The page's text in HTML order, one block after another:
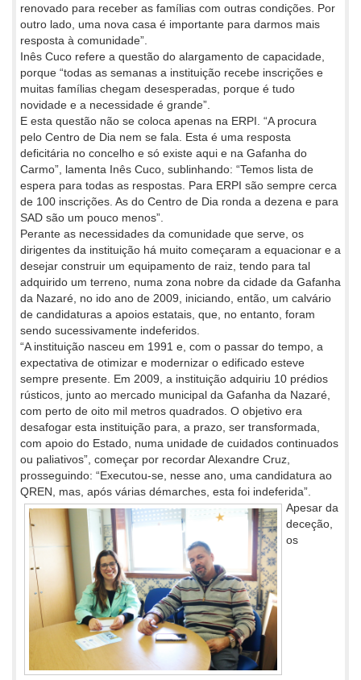
renovado para receber as famílias com outras condições. Por
outro lado, uma nova casa é importante para darmos mais
resposta à comunidade”.
Inês Cuco refere a questão do alargamento de capacidade,
porque “todas as semanas a instituição recebe inscrições e
muitas famílias chegam desesperadas, porque é tudo
novidade e a necessidade é grande”.
E esta questão não se coloca apenas na ERPI. “A procura
pelo Centro de Dia nem se fala. Esta é uma resposta
deficitária no concelho e só existe aqui e na Gafanha do
Carmo”, lamenta Inês Cuco, sublinhando: “Temos lista de
espera para todas as respostas. Para ERPI são sempre cerca
de 100 inscrições. As do Centro de Dia ronda a dezena e para
SAD são um pouco menos”.
Perante as necessidades da comunidade que serve, os
dirigentes da instituição há muito começaram a equacionar e a
desejar construir um equipamento de raiz, tendo para tal
adquirido um terreno, numa zona nobre da cidade da Gafanha
da Nazaré, no ido ano de 2009, iniciando, então, um calvário
de candidaturas a apoios estatais, que, no entanto, foram
sendo sucessivamente indeferidos.
“A instituição nasceu em 1991 e, com o passar do tempo, a
expectativa de otimizar e modernizar o edificado esteve
sempre presente. Em 2009, a instituição adquiriu 10 prédios
rústicos, junto ao mercado municipal da Gafanha da Nazaré,
com perto de oito mil metros quadrados. O objetivo era
desafogar esta instituição para, a prazo, ser transformada,
com apoio do Estado, numa unidade de cuidados continuados
ou paliativos”, começar por recordar Alexandre Cruz,
prosseguindo: “Executou-se, nesse ano, uma candidatura ao
QREN, mas, após várias démarches, esta foi indeferida”.
Apesar da
deceção,
os